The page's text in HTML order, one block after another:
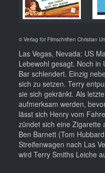
© Verlag für Filmschriften Christian
Las Vegas, Nevada: US
Lebewohl gesagt. Noch
Bar schlendert. Einzig
sich zu setzen. Terry
sie sich gekränkt. Als
aufmerksam werden,
lässt sich Henry vom
zündet sich eine Zigarette
Ben Barnett (Tom
Streifenwagen nach Las
wird Terry Smiths Leiche